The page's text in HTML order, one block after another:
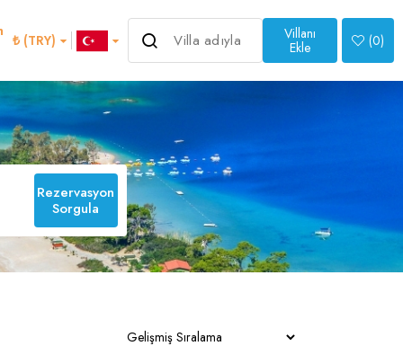
₺ (TRY)
Villanı
Ekle
(0)
Rezervasyon
Sorgula
Italian
>